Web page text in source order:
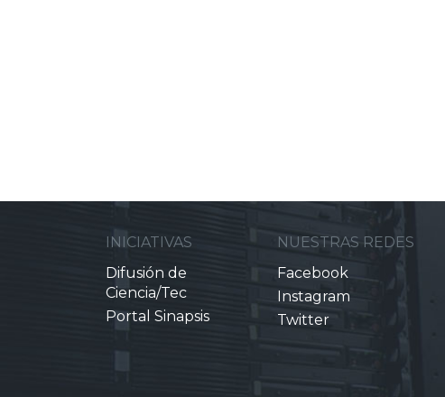
INICIATIVAS
Difusión de
Ciencia/Tec
Portal Sinapsis
NUESTRAS REDES
Facebook
Instagram
Twitter